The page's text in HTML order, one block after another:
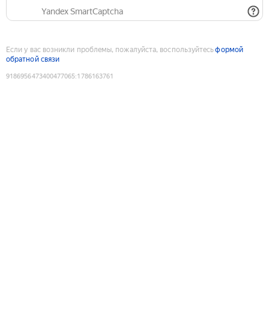
Yandex SmartCaptcha
Если у вас возникли проблемы, пожалуйста, воспользуйтесьформой
обратной связи
9186956473400477065:1786163761